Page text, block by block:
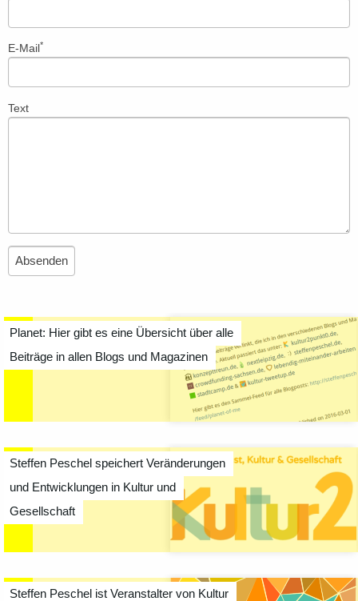
E-Mail*
Text
Planet: Hier gibt es eine Übersicht über alle
Beiträge in allen Blogs und Magazinen
Steffen Peschel speichert Veränderungen
und Entwicklungen in Kultur und
Gesellschaft
Steffen Peschel ist Veranstalter von Kultur